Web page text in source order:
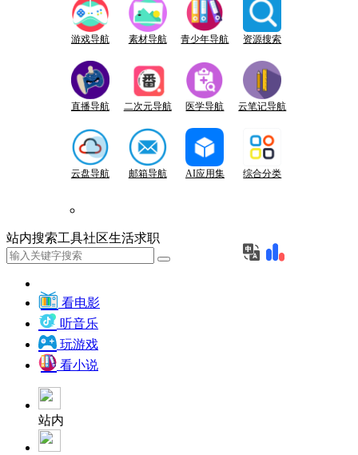
游戏导航 素材导航 青少年导航 资源搜索
直播导航 二次元导航 医学导航 云笔记导航
云盘导航 邮箱导航 AI应用集 综合分类
站内搜索工具社区生活求职
看电影
听音乐
玩游戏
看小说
站内